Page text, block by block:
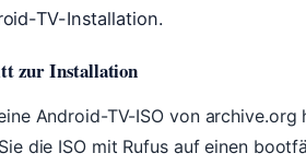
TV-Installation.
zur Installation
Android-TV-ISO von archive.org
die ISO mit Rufus auf einen